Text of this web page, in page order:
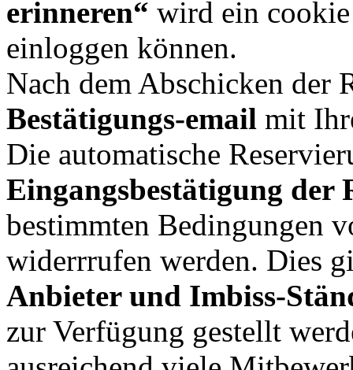
erinneren“ wird ein
einloggen können.
Nach dem Abschicken der
Bestätigungs-email mit
Die automatische
Eingangsbestätigung der
bestimmten Bedingungen
widerrrufen werden. Dies
Anbieter und Imbiss-
zur Verfügung gestellt